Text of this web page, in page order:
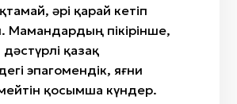
әрі қарай кетіп
Мамандардың пікірінше,
қазақ
эпагомендік, яғни
қосымша күндер.